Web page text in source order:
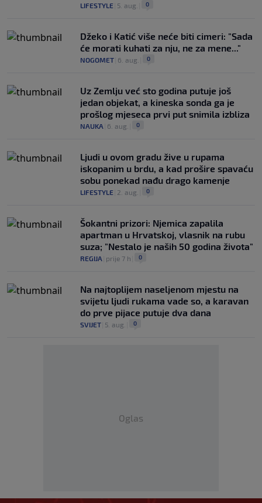
LIFESTYLE 5. aug. 0
Džeko i Katić više neće biti cimeri: "Sada
će morati kuhati za nju, ne za mene..."
NOGOMET 6. aug. 0
Uz Zemlju već sto godina putuje još
jedan objekat, a kineska sonda ga je
prošlog mjeseca prvi put snimila izbliza
NAUKA 6. aug. 0
Ljudi u ovom gradu žive u rupama
iskopanim u brdu, a kad prošire spavaću
sobu ponekad nađu drago kamenje
LIFESTYLE 2. aug. 0
Šokantni prizori: Njemica zapalila
apartman u Hrvatskoj, vlasnik na rubu
suza; "Nestalo je naših 50 godina života"
REGIJA prije 7 h 0
Na najtoplijem naseljenom mjestu na
svijetu ljudi rukama vade so, a karavan
do prve pijace putuje dva dana
SVIJET 5. aug. 0
Oglas